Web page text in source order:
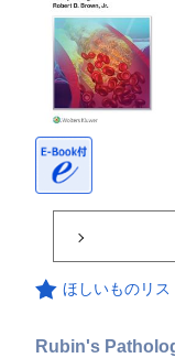
ほしいものリス
Rubin's